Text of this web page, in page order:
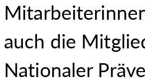
auch die
Nationaler